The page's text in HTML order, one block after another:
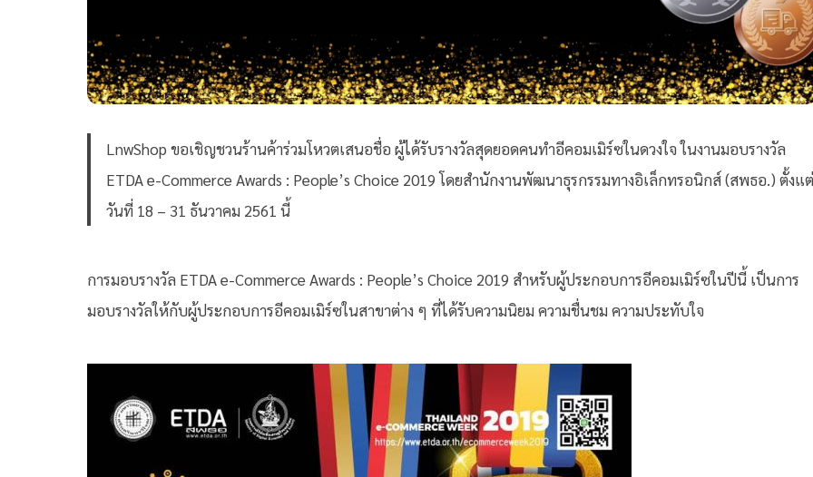
LnwShop ขอเชิญชวนร้านค้าร่วมโหวตเสนอชื่อ ผู้ได้รับรางวัลสุดยอดคนทำอีคอมเมิร์ซในดวงใจ ในงานมอบรางวัล
ETDA e-Commerce Awards : People’s Choice 2019 โดยสำนักงานพัฒนาธุรกรรมทางอิเล็กทรอนิกส์ (สพธอ.) ตั้งแต่
วันที่ 18 – 31 ธันวาคม 2561 นี้
การมอบรางวัล ETDA e-Commerce Awards : People’s Choice 2019 สำหรับผู้ประกอบการอีคอมเมิร์ซในปีนี้ เป็นการ
มอบรางวัลให้กับผู้ประกอบการอีคอมเมิร์ซในสาขาต่าง ๆ ที่ได้รับความนิยม ความชื่นชม ความประทับใจ